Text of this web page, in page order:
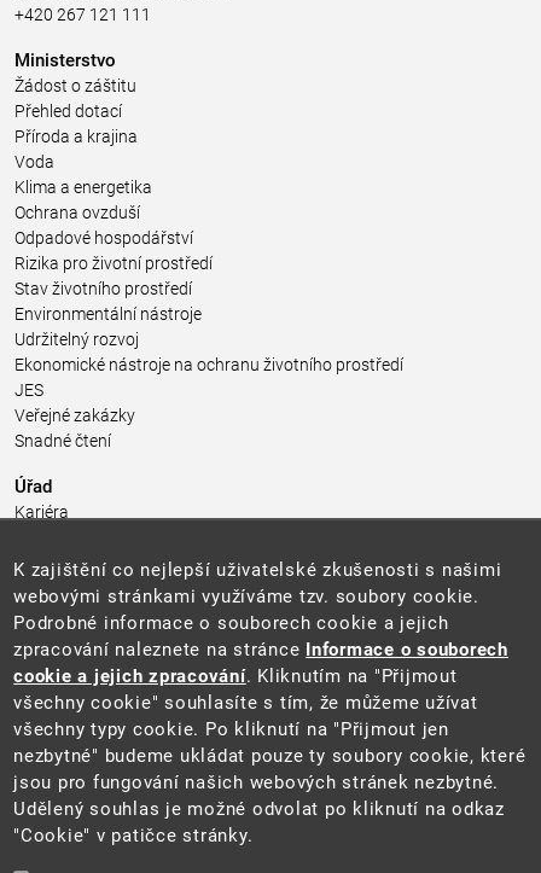
+420 267 121 111
Ministerstvo
Žádost o záštitu
Přehled dotací
Příroda a krajina
Voda
Klima a energetika
Ochrana ovzduší
Odpadové hospodářství
Rizika pro životní prostředí
Stav životního prostředí
Environmentální nástroje
Udržitelný rozvoj
Ekonomické nástroje na ochranu životního prostředí
JES
Veřejné zakázky
Snadné čtení
Úřad
Kariéra
Pro média a veřejnost
Povinně zveřejňované informace
Kontakty
Přistupnost budovy úřadu MŽP
(PDF, 204 kB)
Web
Aktuality
Ochrana osobních údajů
Prohlášení o přístupnosti
Zásady používání cookies
Mapa webu
K zajištění co nejlepší uživatelské zkušenosti s našimi
webovými stránkami využíváme tzv. soubory cookie.
Podrobné informace o souborech cookie a jejich
zpracování naleznete na stránce Informace o souborech
cookie a jejich zpracování. Kliknutím na "Přijmout
všechny cookie" souhlasíte s tím, že můžeme užívat
všechny typy cookie. Po kliknutí na "Přijmout jen
nezbytné" budeme ukládat pouze ty soubory cookie, které
jsou pro fungování našich webových stránek nezbytné.
Udělený souhlas je možné odvolat po kliknutí na odkaz
"Cookie" v patičce stránky.